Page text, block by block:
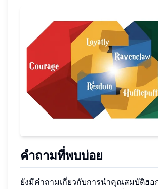
คำถามที่พบบ่อย
ยังมีคำถามเกี่ยวกับการนำคุณสมบัติฮอ